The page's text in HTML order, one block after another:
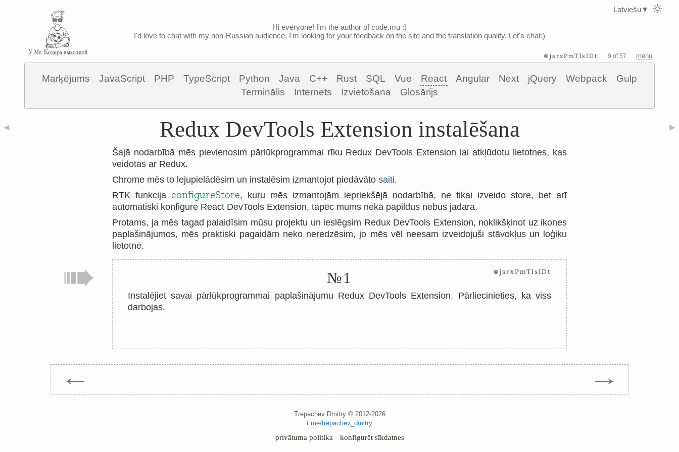
Hi everyone! I'm the author of code.mu :)
I'd love to chat with my non-Russian audience. I'm looking for your feedback on the site and the translation quality. Let's chat:)
⊗jsrxPmTlsIDt 9 of 57 menu
Marķējums JavaScript PHP TypeScript Python Java C++ Rust SQL Vue React Angular Next jQuery Webpack
Gulp
Terminālis
Internets Izvietošana Glosārijs
◀ ▶
Redux DevTools Extension instalēšana
Šajā nodarbībā mēs pievienosim pārlūkprogrammai rīku Redux DevTools Extension lai atkļūdotu lietotnes, kas
veidotas ar Redux.
Chrome mēs to lejupielādēsim un instalēsim izmantojot piedāvāto saiti.
RTK funkcija configureStore, kuru mēs izmantojām iepriekšējā nodarbībā, ne tikai izveido store, bet arī
automātiski konfigurē React DevTools Extension, tāpēc mums nekā papildus nebūs jādara.
Protams, ja mēs tagad palaidīsim mūsu projektu un ieslēgsim Redux DevTools Extension, noklikšķinot uz ikones
paplašinājumos, mēs praktiski pagaidām neko neredzēsim, jo mēs vēl neesam izveidojuši stāvokļus un loģiku
lietotnē.
№1 ⊗jsrxPmTlsIDt
Instalējiet savai pārlūkprogrammai paplašinājumu Redux DevTools Extension. Pārliecinieties, ka viss
darbojas.
← →
Trepachev Dmitry © 2012-2026
t.me/trepachev_dmitry
privātuma politika konfigurēt sīkdatnes
Latviešu▼